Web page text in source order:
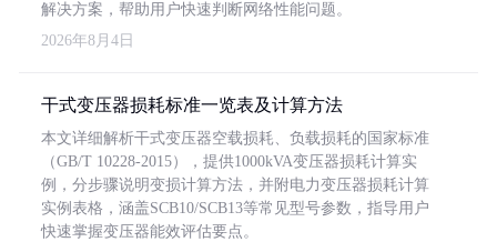
解决方案，帮助用户快速判断网络性能问题。
2026年8月4日
干式变压器损耗标准一览表及计算方法
本文详细解析干式变压器空载损耗、负载损耗的国家标准
（GB/T 10228-2015），提供1000kVA变压器损耗计算实
例，分步骤说明变损计算方法，并附电力变压器损耗计算
实例表格，涵盖SCB10/SCB13等常见型号参数，指导用户
快速掌握变压器能效评估要点。